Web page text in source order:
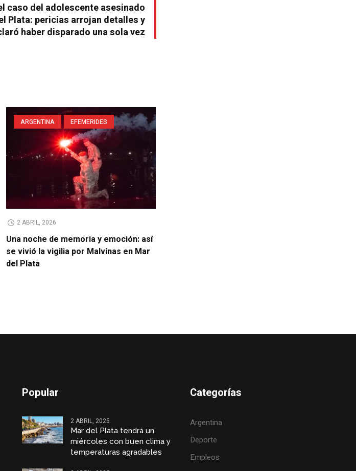
caso del adolescente asesinado
Plata: pericias arrojan detalles y
haber disparado una sola vez
ARGENTINA EFEMERIDES
2 ABRIL, 2026
Una noche de memoria y emoción: así
se vivió la vigilia por Malvinas en Mar
del Plata
Popular
2 ABRIL, 2025
Mar del Plata tendrá un
miércoles con buen clima y
temperaturas agradables
Categorías
Argentina
Deporte
Empleos